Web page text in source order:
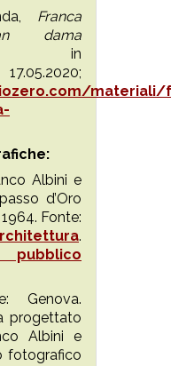
Franca
dama
in
materiali/
Albini e
d’Oro
Fonte:
.
Genova.
progettato
Albini e
fotografico